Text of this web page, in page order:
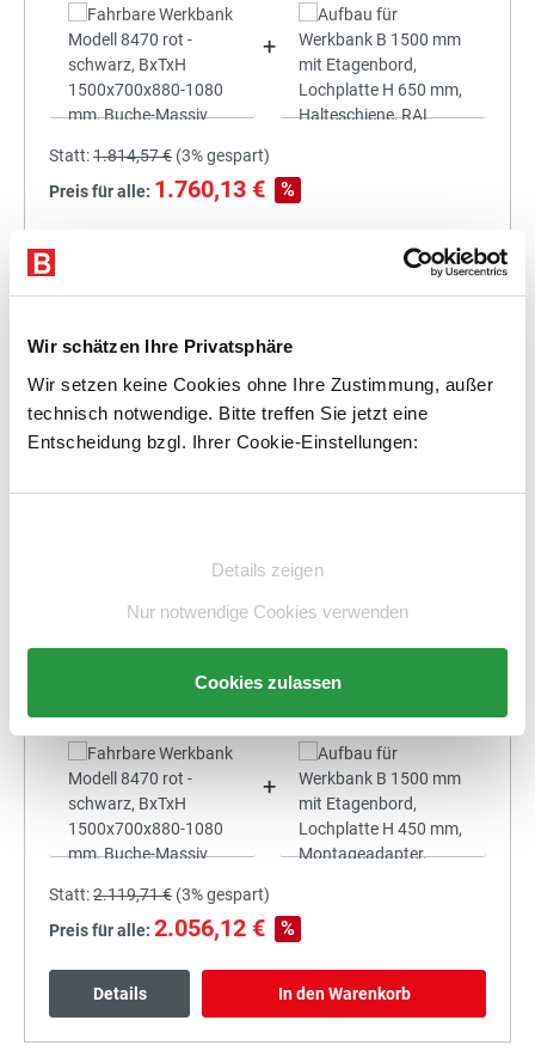
Wir schätzen Ihre Privatsphäre
Wir setzen keine Cookies ohne Ihre Zustimmung, außer
technisch notwendige. Bitte treffen Sie jetzt eine
Entscheidung bzgl. Ihrer Cookie-Einstellungen:
Details zeigen
Nur notwendige Cookies verwenden
Cookies zulassen
+
Statt:1.814,57 € (3%gespart)
Preis für alle: 1.760,13 € %
In den Warenkorb
+
1.918,11 € %
Details In den Warenkorb
+
Statt:2.119,71 € (3%gespart)
Preis für alle: 2.056,12 € %
Details In den Warenkorb